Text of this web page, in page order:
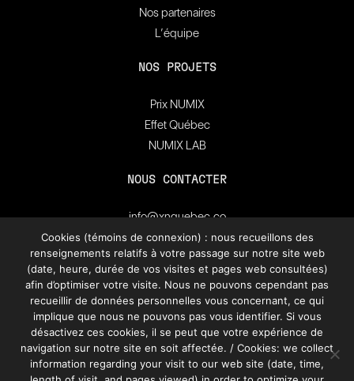
Nos partenaires
L’équipe
NOS PROJETS
Prix NUMIX
Effet Québec
NUMIX LAB
NOUS CONTACTER
info@xnquebec.co
Salle de presse
FAQ
Inscrivez-vous à
l'infolettre de XN Québec.
S’INSCRIRE
Cookies (témoins de connexion) : nous recueillons des
renseignements relatifs à votre passage sur notre site web
(date, heure, durée de vos visites et pages web consultées)
afin d’optimiser votre visite. Nous ne pouvons cependant pas
recueillir de données personnelles vous concernant, ce qui
implique que nous ne pouvons pas vous identifier. Si vous
désactivez ces cookies, il se peut que votre expérience de
navigation sur notre site en soit affectée. / Cookies: we collect
information regarding your visit to our web site (date, time,